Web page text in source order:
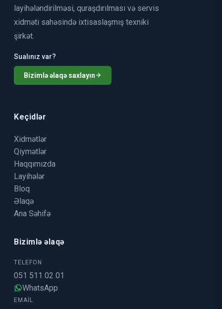
layihələndirilməsi, quraşdırılması və servis
xidməti sahəsində ixtisaslaşmış texniki
şirkət.
Sualınız var?
Bizimlə əlaqə saxlayın
Keçidlər
Xidmətlər
Qiymətlər
Haqqımızda
Layihələr
Bloq
Əlaqə
Ana Səhifə
Bizimlə əlaqə
TELEFON
051 511 02 01
WhatsApp
EMAIL